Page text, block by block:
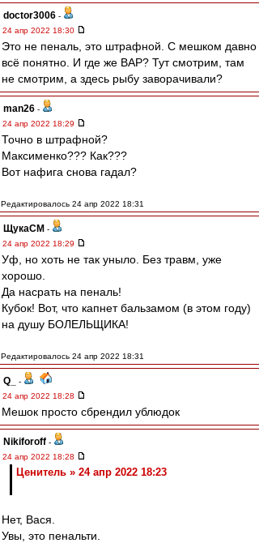
doctor3006 -
24 апр 2022 18:30
Это не пеналь, это штрафной. С мешком давно
всё понятно. И где же ВАР? Тут смотрим, там
не смотрим, а здесь рыбу заворачивали?
man26 -
24 апр 2022 18:29
Точно в штрафной?
Максименко??? Как???
Вот нафига снова гадал?
Редактировалось 24 апр 2022 18:31
ЩукаСМ -
24 апр 2022 18:29
Уф, но хоть не так уныло. Без травм, уже
хорошо.
Да насрать на пеналь!
Кубок! Вот, что капнет бальзамом (в этом году)
на душу БОЛЕЛЬЩИКА!
Редактировалось 24 апр 2022 18:31
Q_
-
24 апр 2022 18:28
Мешок просто сбрендил ублюдок
Nikiforoff -
24 апр 2022 18:28
Ценитель » 24 апр 2022 18:23
Нет, Вася.
Увы, это пенальти.